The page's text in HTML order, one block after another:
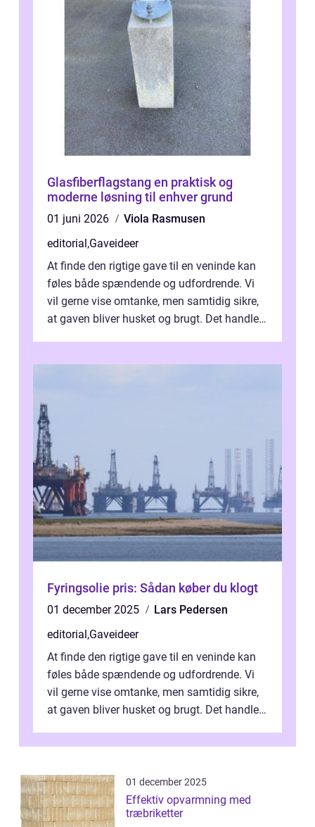
Glasfiberflagstang en praktisk og
moderne løsning til enhver grund
01 juni 2026
Viola Rasmusen
editorial,Gaveideer
At finde den rigtige gave til en veninde kan
føles både spændende og udfordrende. Vi
vil gerne vise omtanke, men samtidig sikre,
at gaven bliver husket og brugt. Det handler
Fyringsolie pris: Sådan køber du klogt
01 december 2025
Lars Pedersen
editorial,Gaveideer
At finde den rigtige gave til en veninde kan
føles både spændende og udfordrende. Vi
vil gerne vise omtanke, men samtidig sikre,
at gaven bliver husket og brugt. Det handler
01 december 2025
Effektiv opvarmning med
træbriketter